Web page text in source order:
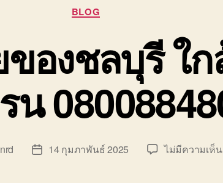
Categories
BLOG
องชลบุรี ใ
น
Post14 กุมภาพันธ์ 2025 ไม่มีความเห็น